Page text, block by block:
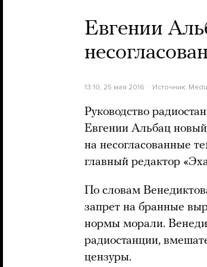
Евгении
13:10, 25 мая 2016 Источник:
Руководство
Евгении Альбац новый
на несогласованные
главный редактор
По словам
запрет на бранные
нормы морали.
радиостанции,
цензуры.